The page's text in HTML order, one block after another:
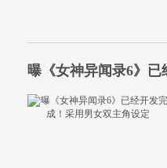
曝《女神异闻录6》